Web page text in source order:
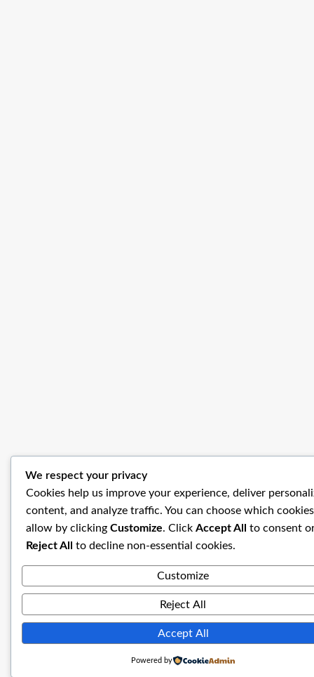
We respect your privacy
Cookies help us improve your experience, deliver
content, and analyze traffic. You can choose which
allow by clicking Customize. Click Accept All
to consent
Reject All
to decline non-essential cookies.
Customize
Reject All
Accept All
Powered by